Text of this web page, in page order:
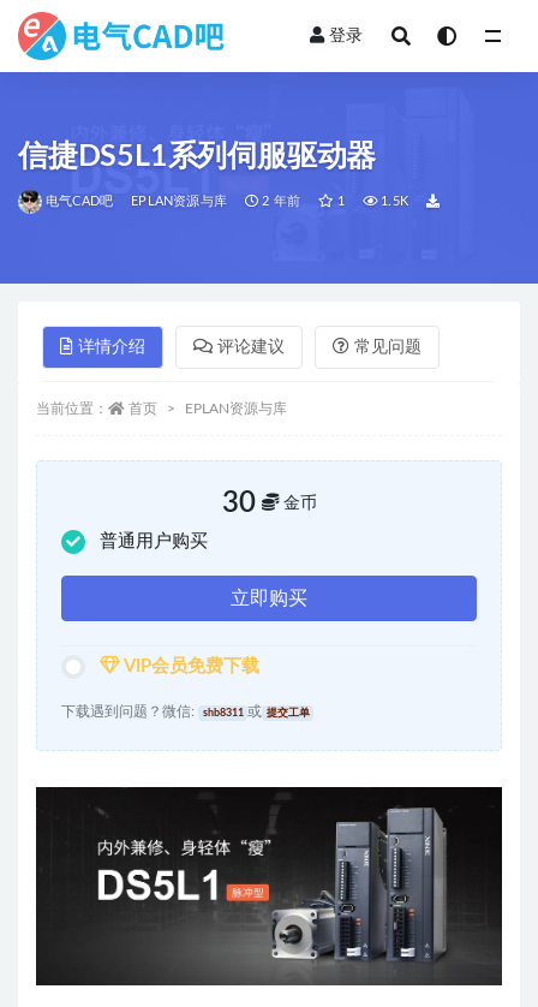
登录
信捷DS5L1系列伺服驱动器
电气CAD吧 EPLAN资源与库 2 年前 1 1.5K
详情介绍 评论建议 常见问题
当前位置： 首页 EPLAN资源与库
30 金币
普通用户购买
立即购买
VIP会员免费下载
下载遇到问题？微信: shb8311 或 提交工单